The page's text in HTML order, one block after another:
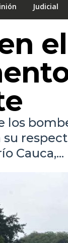
Judicial
los
su
Cauca,...